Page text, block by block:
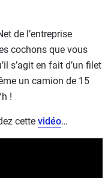
de l’entreprise
cochons que vous
s’agit en fait d’un filet
un camion de 15
!
cette vidéo…